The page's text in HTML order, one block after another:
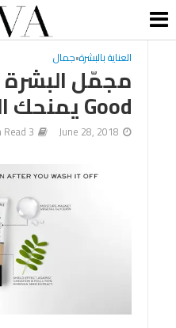
العناية بالبشرة•جمال
Good يمنحك الرونق الجميل
June 28, 2018
3 Min Read